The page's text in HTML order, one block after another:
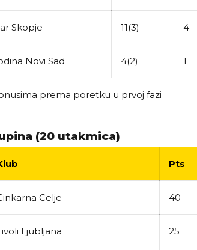
Skopje 11(3) 4
Novi Sad 4(2) 1
prema poretku u prvoj fazi
(20 utakmica)
Pts
Celje 40
Ljubljana 25